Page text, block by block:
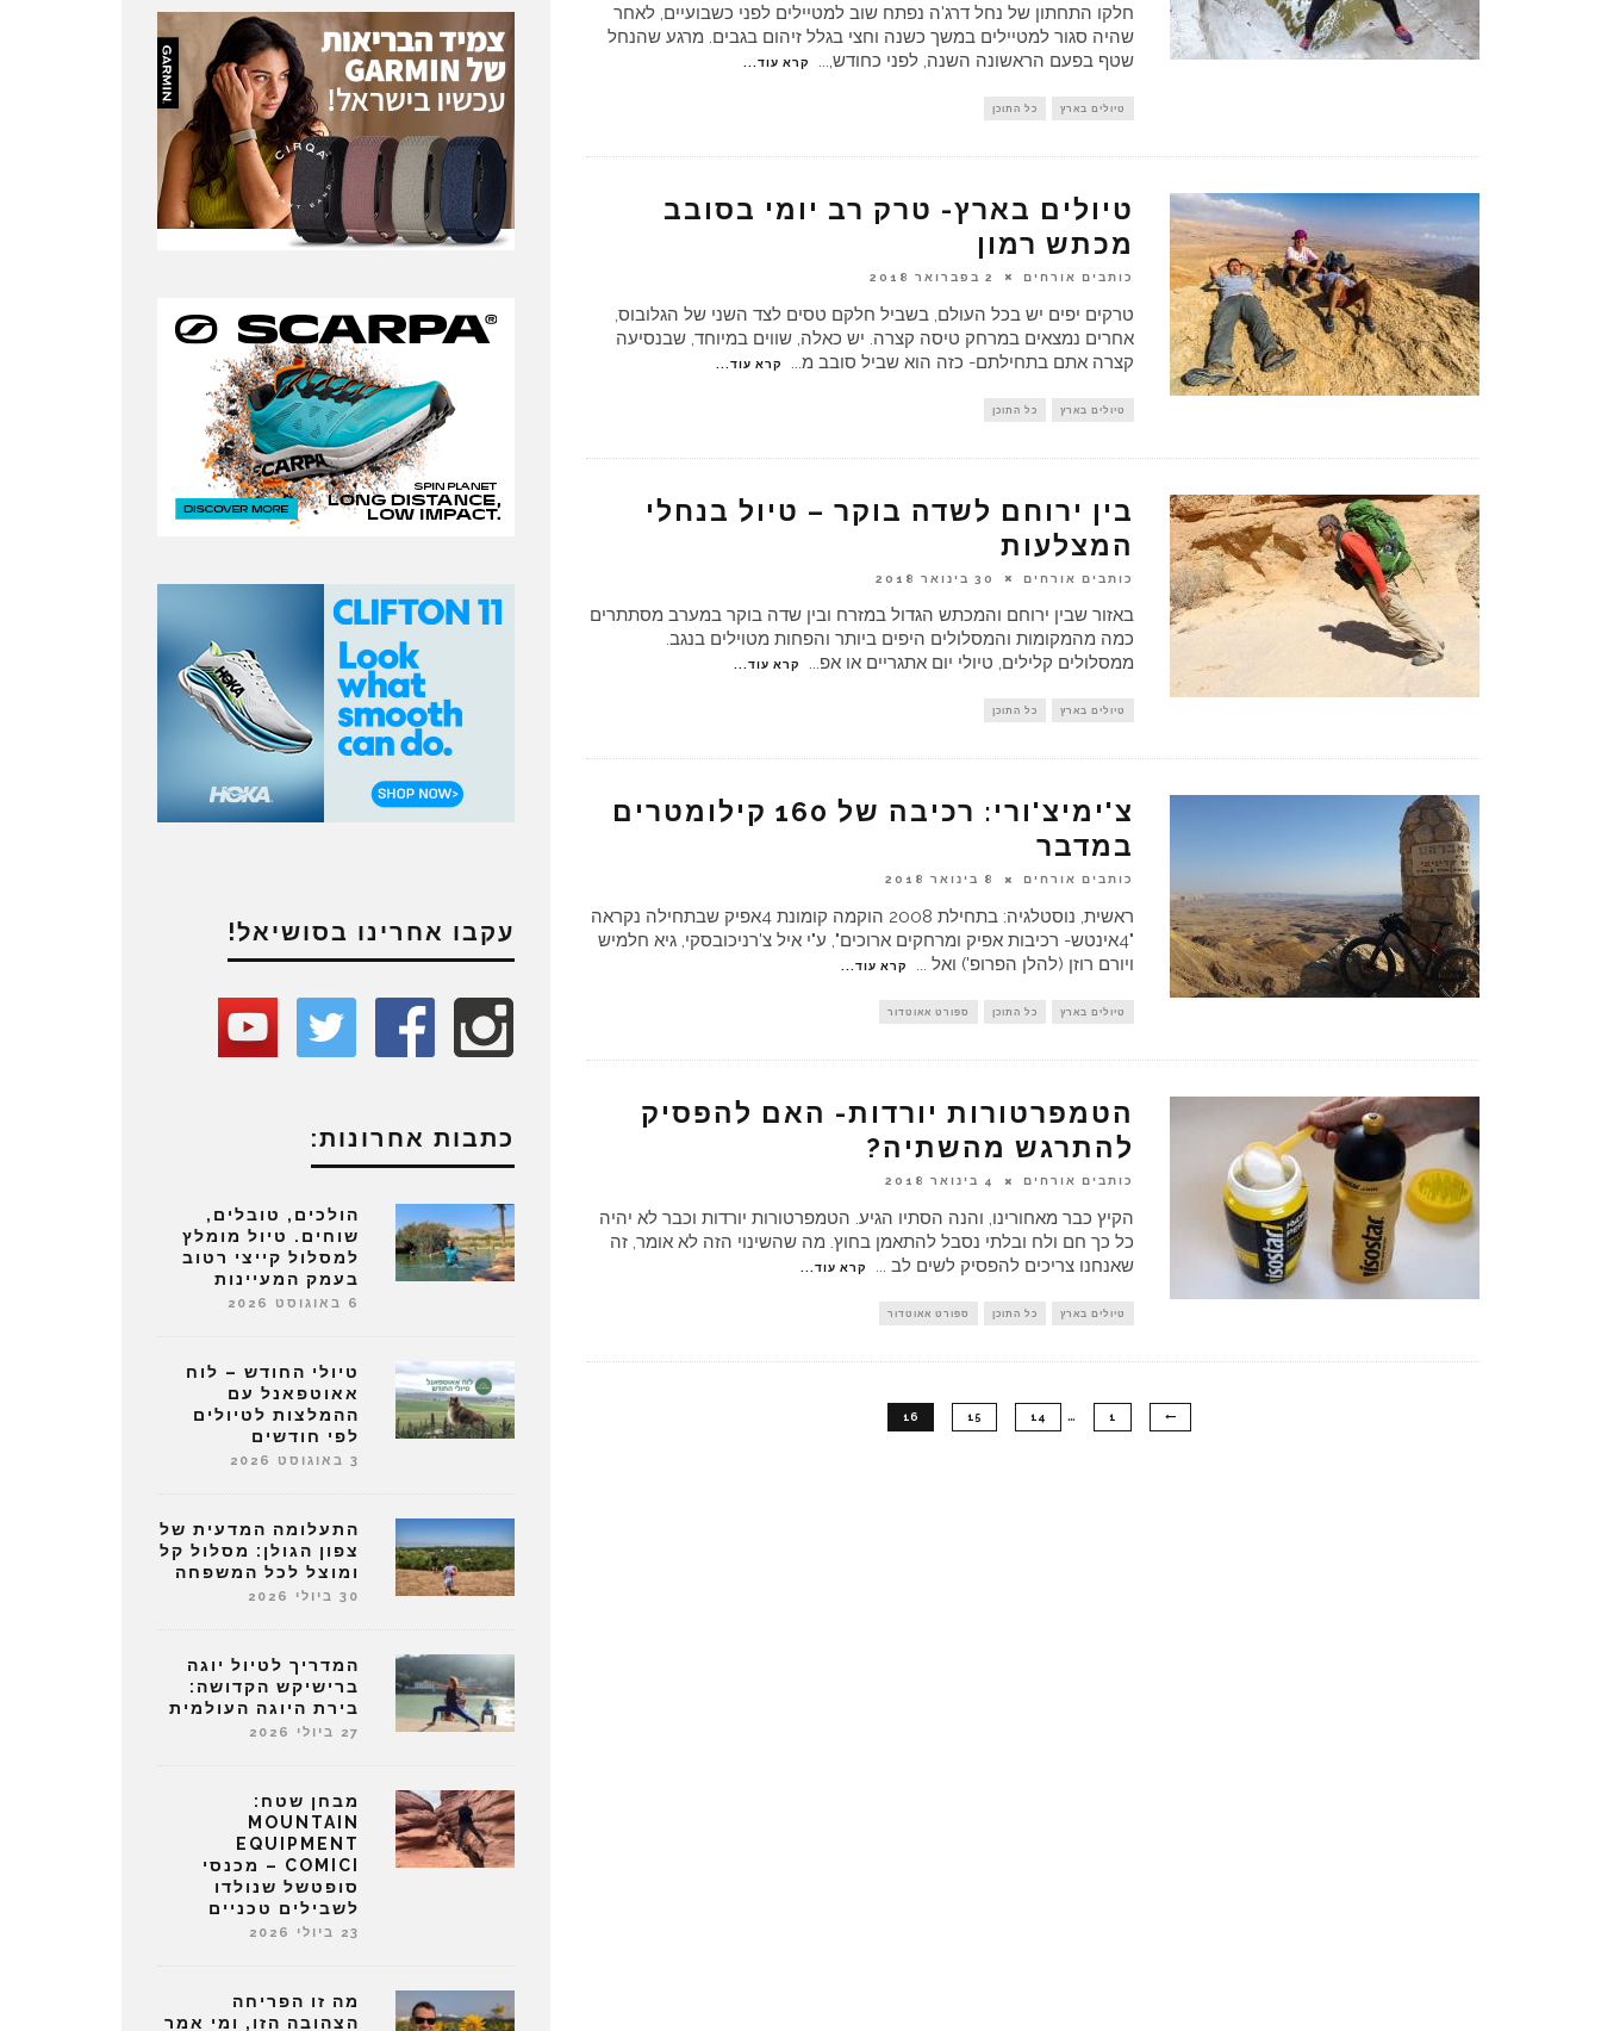
חלקו התחתון של נחל דרג'ה נפתח שוב למטיילים לפני כשבועיים, לאחר
שהיה סגור למטיילים במשך כשנה וחצי בגלל זיהום בגבים. מרגע שהנחל
שטף בפעם הראשונה השנה, לפני כחודש,... קרא עוד...
טיולים בארץ כל התוכן
טיולים בארץ- טרק רב יומי בסובב
מכתש רמון
כותבים אורחים 2 בפברואר 2018
טרקים יפים יש בכל העולם, בשביל חלקם טסים לצד השני של הגלובוס,
אחרים נמצאים במרחק טיסה קצרה. יש כאלה, שווים במיוחד, שבנסיעה
קצרה אתם בתחילתם- כזה הוא שביל סובב מ... קרא עוד...
טיולים בארץ כל התוכן
בין ירוחם לשדה בוקר – טיול בנחלי
המצלעות
כותבים אורחים 30 בינואר 2018
באזור שבין ירוחם והמכתש הגדול במזרח ובין שדה בוקר במערב מסתתרים
כמה מהמקומות והמסלולים היפים ביותר והפחות מטוילים בנגב.
ממסלולים קלילים, טיולי יום אתגריים או אפ... קרא עוד...
טיולים בארץ כל התוכן
צ'ימיצ'ורי: רכיבה של 160 קילומטרים
במדבר
כותבים אורחים 8 בינואר 2018
ראשית, נוסטלגיה: בתחילת 2008 הוקמה קומונת 4אפיק שבתחילה נקראה
"4אינטש- רכיבות אפיק ומרחקים ארוכים", ע"י איל צ'רניכובסקי, גיא חלמיש
ויורם רוזן (להלן הפרופ') ואל ... קרא עוד...
טיולים בארץ כל התוכן ספורט אאוטדור
הטמפרטורות יורדות- האם להפסיק
להתרגש מהשתיה?
כותבים אורחים 4 בינואר 2018
הקיץ כבר מאחורינו, והנה הסתיו הגיע. הטמפרטורות יורדות וכבר לא יהיה
כל כך חם ולח ובלתי נסבל להתאמן בחוץ. מה שהשינוי הזה לא אומר, זה
שאנחנו צריכים להפסיק לשים לב ... קרא עוד...
טיולים בארץ כל התוכן ספורט אאוטדור
1
…
14
15
16
עקבו אחרינו בסושיאל!
כתבות אחרונות:
הולכים, טובלים,
שוחים. טיול מומלץ
למסלול קייצי רטוב
בעמק המעיינות
6 באוגוסט 2026
טיולי החודש – לוח
אאוטפאנל עם
ההמלצות לטיולים
לפי חודשים
3 באוגוסט 2026
התעלומה המדעית של
צפון הגולן: מסלול קל
ומוצל לכל המשפחה
30 ביולי 2026
המדריך לטיול יוגה
ברישיקש הקדושה:
בירת היוגה העולמית
27 ביולי 2026
מבחן שטח:
MOUNTAIN
EQUIPMENT
COMICI – מכנסי
סופטשל שנולדו
לשבילים טכניים
23 ביולי 2026
מה זו הפריחה
הצהובה הזו, ומי אמר